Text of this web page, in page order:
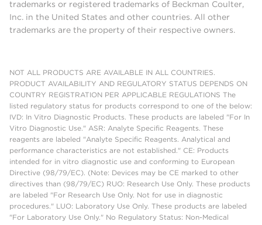
trademarks or registered trademarks of Beckman Coulter,
Inc. in the United States and other countries. All other
trademarks are the property of their respective owners.
NOT ALL PRODUCTS ARE AVAILABLE IN ALL COUNTRIES.
PRODUCT AVAILABILITY AND REGULATORY STATUS DEPENDS ON
COUNTRY REGISTRATION PER APPLICABLE REGULATIONS The
listed regulatory status for products correspond to one of the below:
IVD: In Vitro Diagnostic Products. These products are labeled "For In
Vitro Diagnostic Use." ASR: Analyte Specific Reagents. These
reagents are labeled "Analyte Specific Reagents. Analytical and
performance characteristics are not established." CE: Products
intended for in vitro diagnostic use and conforming to European
Directive (98/79/EC). (Note: Devices may be CE marked to other
directives than (98/79/EC) RUO: Research Use Only. These products
are labeled "For Research Use Only. Not for use in diagnostic
procedures." LUO: Laboratory Use Only. These products are labeled
"For Laboratory Use Only." No Regulatory Status: Non-Medical